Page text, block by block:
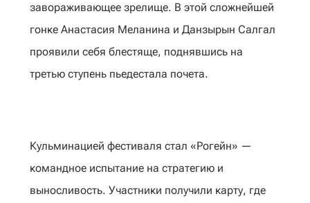
завораживающее зрелище. В этой сложнейшей
гонке Анастасия Меланина и Данзырын Салгал
проявили себя блестяще, поднявшись на
третью ступень пьедестала почета.
Кульминацией фестиваля стал «Рогейн» —
командное испытание на стратегию и
выносливость. Участники получили карту, где